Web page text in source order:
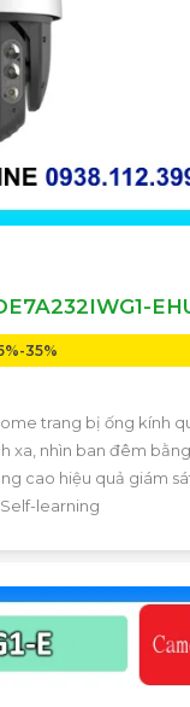
35%
trang bị ống kính
xa, nhìn ban đêm
cao hiệu quả giám
learning